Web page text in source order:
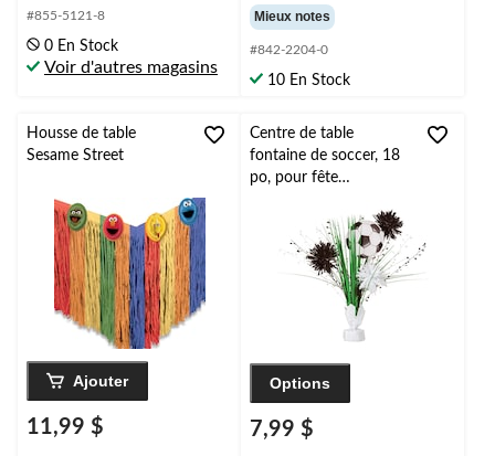
étoile(s)
5.
1
#855-5121-8
0 En Stock
Voir d'autres magasins
étoile(s)
sur
5.
10
Mieux notes
#842-2204-0
10 En Stock
Housse de table
Sesame Street
Ajouter
11,99 $
Centre de table
fontaine de soccer, 18
po, pour fête
Options
7,99 $